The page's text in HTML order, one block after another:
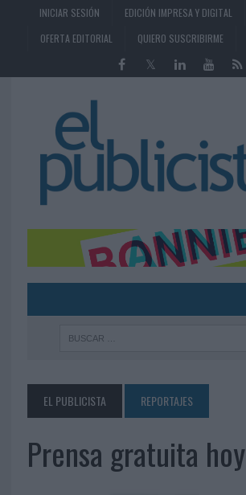
INICIAR SESIÓN EDICIÓN IMPRESA Y DIGITAL
OFERTA EDITORIAL
QUIERO SUSCRIBIRME
EL PUBLICISTA REPORTAJES
Prensa gratuita hoy